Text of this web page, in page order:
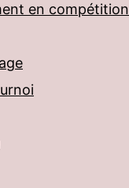
en compétition